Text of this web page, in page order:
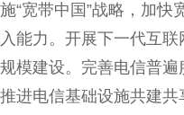
“宽带中国”战略，加
能力。开展下一代互
模建设。完善电信普
进电信基础设施共建